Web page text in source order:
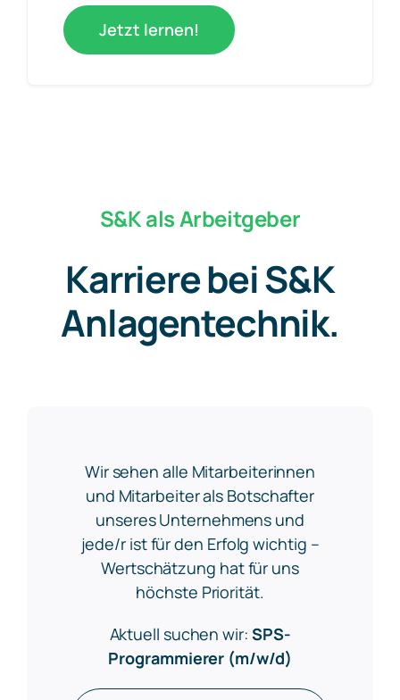
Jetzt lernen!
S&K als Arbeitgeber
Karriere bei S&K
Anlagentechnik.
Wir sehen alle Mitarbeiterinnen
und Mitarbeiter als Botschafter
unseres Unternehmens und
jede/r ist für den Erfolg wichtig –
Wertschätzung hat für uns
höchste Priorität.
Aktuell suchen wir: SPS-
Programmierer (m/w/d)